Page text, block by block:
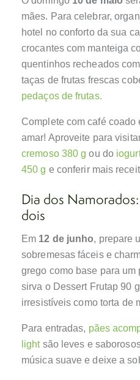
mães. Para celebrar,
hotel no conforto da sua
crocantes com manteiga
quentinhos recheados
taças de frutas frescas
pedaços de frutas.
Complete com café coado
amar! Aproveite para
cremoso 380 g ou do
450 g e conferir mais
Dia dos
dois
Em 12 de junho, prepare
sobremesas fáceis e
grego como base para um
sirva o Dessert Frutap 90
irresistíveis como torta de
Para entradas, pães
lightsão leves e
música suave e deixe a